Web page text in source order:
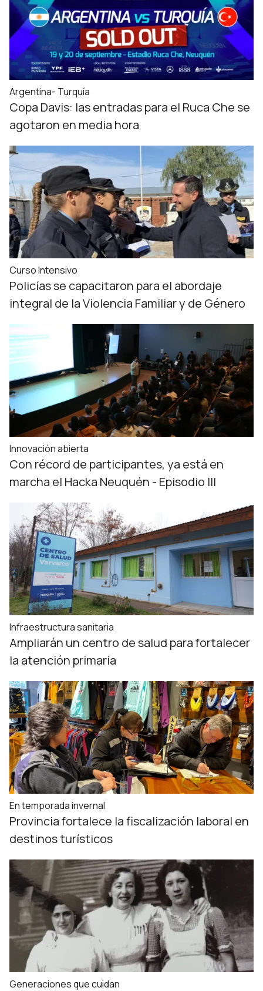
Argentina- Turquía
Copa Davis: las entradas para el Ruca Che se
agotaron en media hora
Curso Intensivo
Policías se capacitaron para el abordaje
integral de la Violencia Familiar y de Género
Innovación abierta
Con récord de participantes, ya está en
marcha el Hacka Neuquén - Episodio III
Infraestructura sanitaria
Ampliarán un centro de salud para fortalecer
la atención primaria
En temporada invernal
Provincia fortalece la fiscalización laboral en
destinos turísticos
Generaciones que cuidan